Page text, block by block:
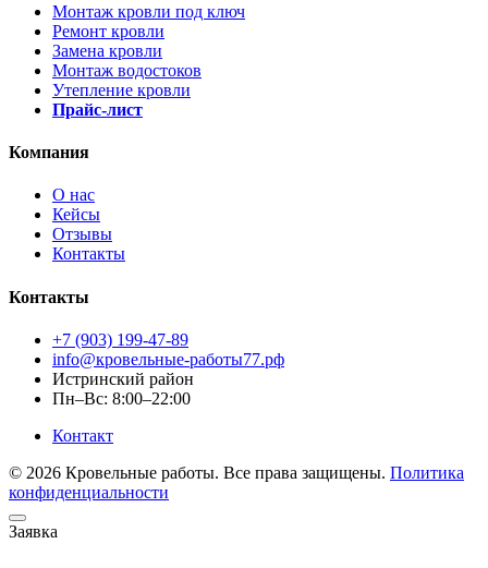
Монтаж кровли под ключ
Ремонт кровли
Замена кровли
Монтаж водостоков
Утепление кровли
Прайс-лист
Компания
О нас
Кейсы
Отзывы
Контакты
Контакты
+7 (903) 199-47-89
info@кровельные-работы77.рф
Истринский район
Пн–Вс: 8:00–22:00
Контакт
© 2026 Кровельные работы. Все права защищены. Политика
конфиденциальности
Заявка